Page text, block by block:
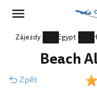
Zájezdy Egypt
Beach
Zpět